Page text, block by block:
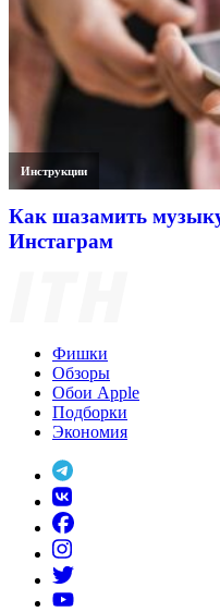
Инструкции
Как шазамить музыку
Инстаграм
Фишки
Обзоры
Обои Apple
Подборки
Экономия